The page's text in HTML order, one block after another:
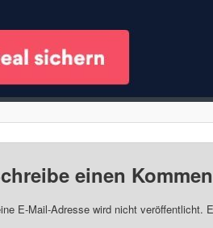
einen
E-Mail-Adresse wird nicht veröffentlicht.